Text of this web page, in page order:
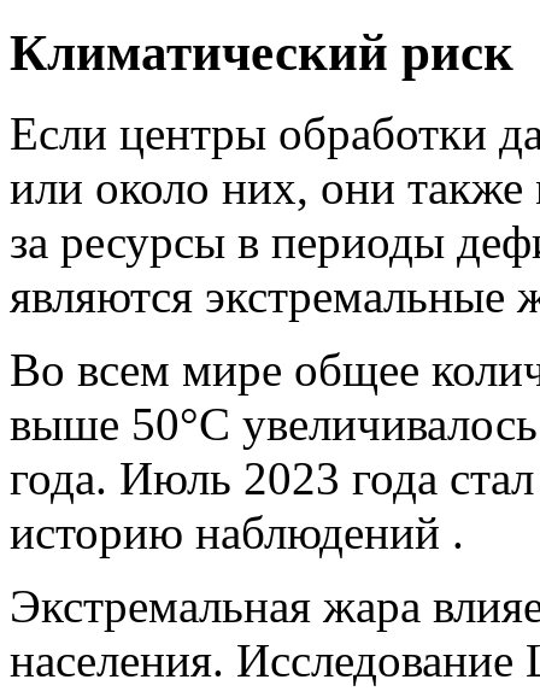
Климатический риск
Если центры обработки
или около них, они
за ресурсы в периоды
являются экстремальные
Во всем мире общее
выше 50°C
года. Июль 2023 года
историю наблюдений .
Экстремальная жара
населения. Исследование